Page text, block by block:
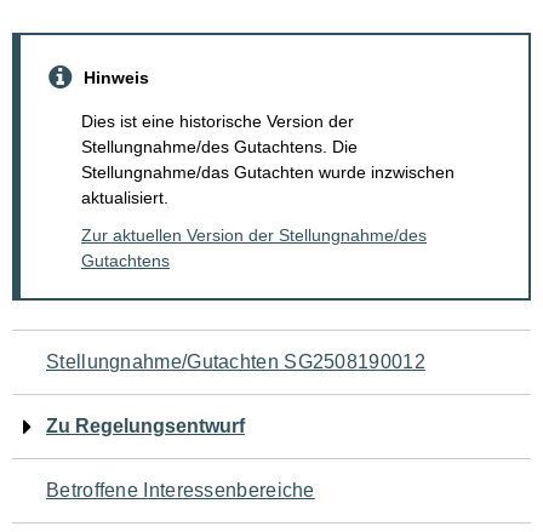
Hinweis
Dies ist eine historische Version der
Stellungnahme/des Gutachtens. Die
Stellungnahme/das Gutachten wurde inzwischen
aktualisiert.
Zur aktuellen Version der Stellungnahme/des
Gutachtens
Navigation
für
den
Seiteninhalt
Stellungnahme/Gutachten SG2508190012
Zu Regelungsentwurf
Betroffene Interessenbereiche